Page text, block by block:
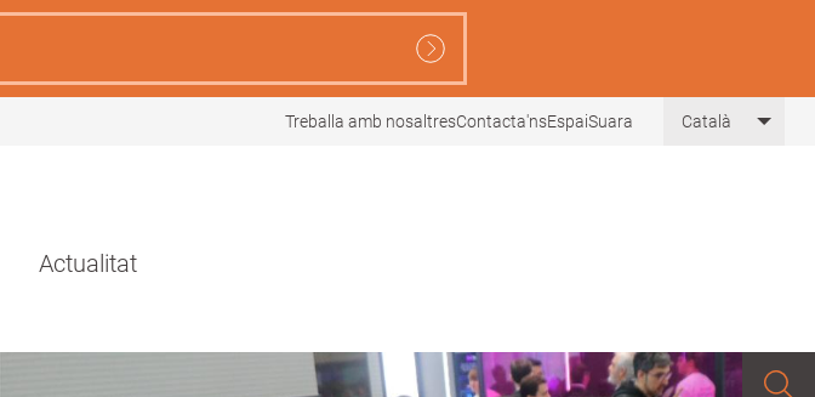
Treballa amb nosaltresContacta'nsEspaiSuara Català List
Actualitat